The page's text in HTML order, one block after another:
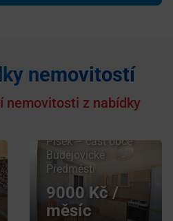
nemovitostí
nemovitosti z nabídky
osobním
vlastnictví 49
m², Písek
Písek – část obce
Budějovické
Předměstí
9000 Kč /
měsíc